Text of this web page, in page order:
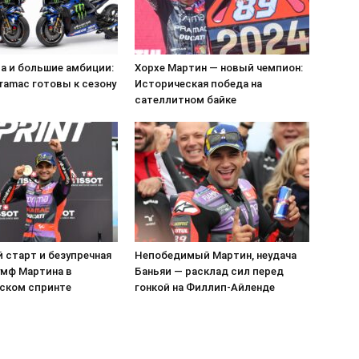
и большие амбиции:
готовы к сезону
Хорхе Мартин — новый чемпион:
Историческая победа на
сателлитном байке
и безупречная
Мартина в
спринте
Непобедимый Мартин, неудача
Баньяи — расклад сил перед
гонкой на Филлип-Айленде